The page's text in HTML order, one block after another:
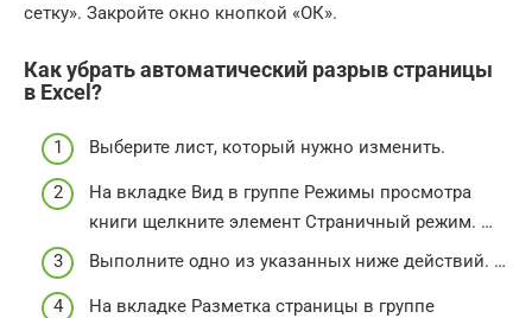
сетку». Закройте окно кнопкой «ОК».
Как убрать автоматический разрыв страницы
в Excel?
Выберите лист, который нужно изменить.
На вкладке Вид в группе Режимы просмотра
книги щелкните элемент Страничный режим. …
Выполните одно из указанных ниже действий. …
На вкладке Разметка страницы в группе